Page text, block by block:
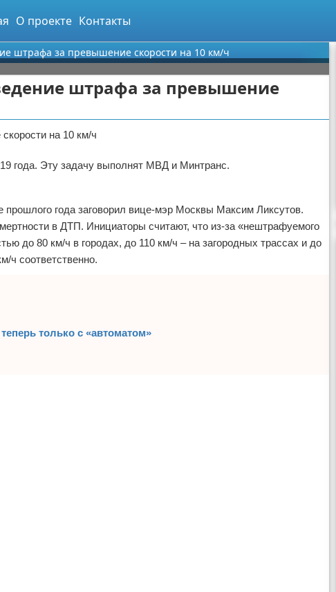
О проекте Контакты
штрафа за превышение скорости на 10 км/ч
штрафа за превышение
на 10 км/ч
года. Эту задачу выполнят МВД и Минтранс.
года заговорил вице-мэр Москвы Максим Ликсутов.
в ДТП. Инициаторы считают, что из-за «нештрафуемого
до 80 км/ч в городах, до 110 км/ч – на загородных трассах и до
ч соответственно.
только с «автоматом»